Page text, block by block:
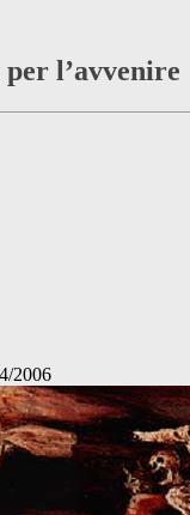
l’avvenire
2006